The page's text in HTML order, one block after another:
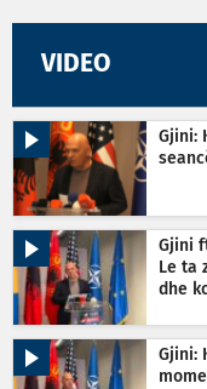
VIDEO
Gjini:
Gjini
Le ta
dhe
Gjini: